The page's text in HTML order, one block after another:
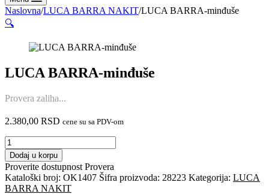
Naslovna/LUCA BARRA NAKIT/LUCA BARRA-minđuše
🔍
LUCA BARRA-minđuše
Provera zaliha...
2.380,00 RSD cene su sa PDV-om
LUCA
BARRA-
minđuše
količina
Dodaj u korpu
Proverite dostupnost Provera
Kataloški broj: OK1407 Šifra proizvoda: 28223 Kategorija: LUCA
BARRA NAKIT